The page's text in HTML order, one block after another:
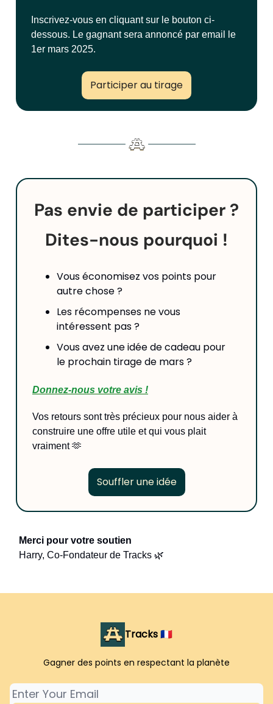
Inscrivez-vous en cliquant sur le bouton ci-
dessous. Le gagnant sera annoncé par email le
1er mars 2025.
Participer au tirage
Pas envie de participer ?
Dites-nous pourquoi !
Vous économisez vos points pour
autre chose ?
Les récompenses ne vous
intéressent pas ?
Vous avez une idée de cadeau pour
le prochain tirage de mars ?
Donnez-nous votre avis !
Vos retours sont très précieux pour nous aider à
construire une offre utile et qui vous plait
vraiment 🫶
Souffler une idée
Merci pour votre soutien
Harry, Co-Fondateur de Tracks 🌿
Tracks 🇫🇷
Gagner des points en respectant la planète